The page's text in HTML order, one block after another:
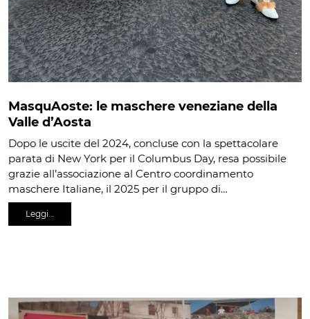
MasquAoste: le maschere veneziane della
Valle d’Aosta
Dopo le uscite del 2024, concluse con la spettacolare
parata di New York per il Columbus Day, resa possibile
grazie all’associazione al Centro coordinamento
maschere Italiane, il 2025 per il gruppo di…
Leggi…